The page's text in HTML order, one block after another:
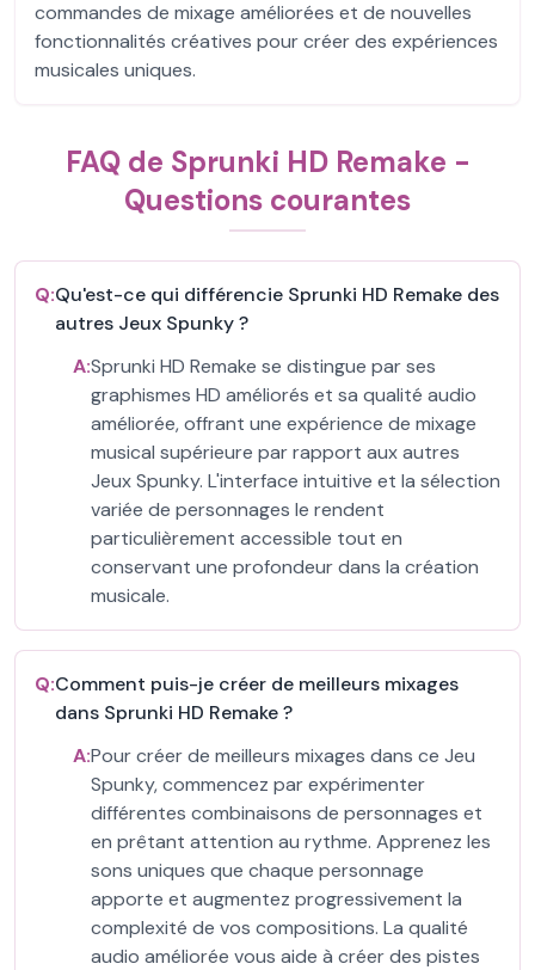
commandes de mixage améliorées et de nouvelles
fonctionnalités créatives pour créer des expériences
musicales uniques.
FAQ de Sprunki HD Remake -
Questions courantes
Q:Qu'est-ce qui différencie Sprunki HD Remake des
autres Jeux Spunky ?
A:Sprunki HD Remake se distingue par ses
graphismes HD améliorés et sa qualité audio
améliorée, offrant une expérience de mixage
musical supérieure par rapport aux autres
Jeux Spunky. L'interface intuitive et la sélection
variée de personnages le rendent
particulièrement accessible tout en
conservant une profondeur dans la création
musicale.
Q:Comment puis-je créer de meilleurs mixages
dans Sprunki HD Remake ?
A:Pour créer de meilleurs mixages dans ce Jeu
Spunky, commencez par expérimenter
différentes combinaisons de personnages et
en prêtant attention au rythme. Apprenez les
sons uniques que chaque personnage
apporte et augmentez progressivement la
complexité de vos compositions. La qualité
audio améliorée vous aide à créer des pistes